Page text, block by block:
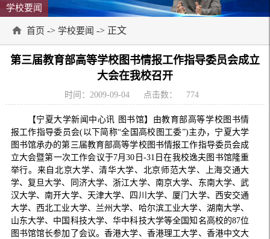
学校要闻
首页 -> 学校要闻 -> 正文
第三届教育部高等学校图书情报工作指导委员会成立
大会在我校召开
时间：2009-09-04 点击数： 774
【宁夏大学新闻中心讯 图书馆】由教育部高等学校图书情
报工作指导委员会(以下简称“全国高校图工委”)主办，宁夏大学
图书馆承办的第三届教育部高等学校图书情报工作指导委员会成
立大会暨第一次工作会议于7月30日-31日在我校逸夫图书馆隆重
举行。来自北京大学、清华大学、北京师范大学、上海交通大
学、复旦大学、同济大学、浙江大学、南京大学、东南大学、武
汉大学、南开大学、天津大学、四川大学、厦门大学、西安交通
大学、西北工业大学、兰州大学、哈尔滨工业大学、湖南大学、
山东大学、中国科技大学、华中科技大学等全国知名高校的87位
图书馆馆长参加了会议。香港大学、香港理工大学、香港中文大